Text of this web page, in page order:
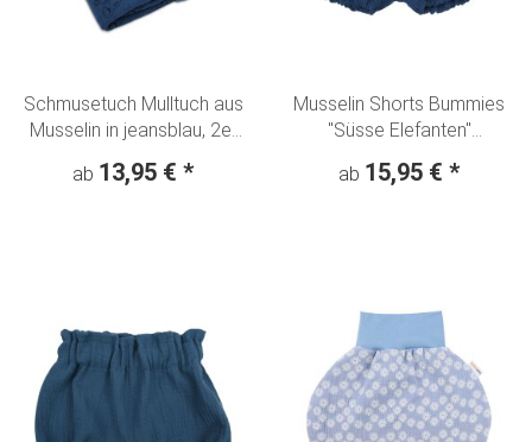
Schmusetuch Mulltuch aus
Musselin in jeansblau, 2er
ab 13,95 € *
Musselin Shorts Bummies
"Süsse Elefanten"
ab 15,95 € *